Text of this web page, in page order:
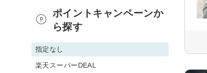
ポイントキャンペーンか
ら探す
指定なし
楽天スーパーDEAL